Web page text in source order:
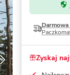
Dom
Zyskaj